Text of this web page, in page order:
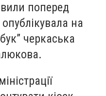
поперед
на
черкаська